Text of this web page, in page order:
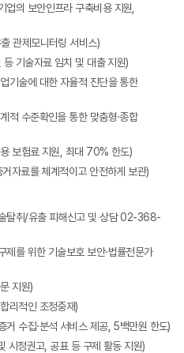
의 보안인프라 구축비용 지원,
관제모니터링 서비스)
기술자료 임치 및 대출 지원)
기술에 대한 자율적 진단을 통한
적 수준확인을 통한 맞춤형·종합
보험료 지원, 최대 70% 한도)
자료를 체계적이고 안전하게 보관)
탈취/유출 피해신고 및 상담 02-368-
제를 위한 기술보호 보안·법률전문가
지원)
리적인 조정중재)
거 수집·분석 서비스 제공, 5백만원 한도)
시정권고, 공표 등 구제 활동 지원)